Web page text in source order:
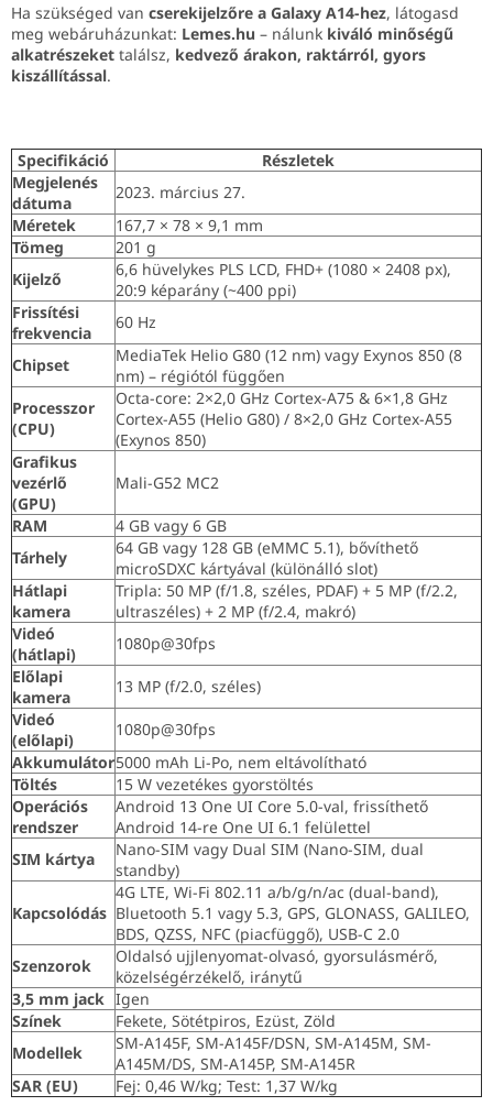
Ha szükséged van cserekijelzőre a Galaxy A14-hez, látogasd
meg webáruházunkat: Lemes.hu – nálunk kiváló minőségű
alkatrészeket találsz, kedvező árakon, raktárról, gyors
kiszállítással.
Specifikáció
Részletek
Megjelenés
dátuma
2023. március 27.
Méretek
167,7 × 78 × 9,1 mm
Tömeg
201 g
Kijelző
6,6 hüvelykes PLS LCD, FHD+ (1080 × 2408 px),
20:9 képarány (~400 ppi)
Frissítési
frekvencia
60 Hz
Chipset
MediaTek Helio G80 (12 nm) vagy Exynos 850 (8
nm) – régiótól függően
Processzor
(CPU)
Octa-core: 2×2,0 GHz Cortex-A75 & 6×1,8 GHz
Cortex-A55 (Helio G80) / 8×2,0 GHz Cortex-A55
(Exynos 850)
Grafikus
vezérlő
(GPU)
Mali-G52 MC2
RAM
4 GB vagy 6 GB
Tárhely
64 GB vagy 128 GB (eMMC 5.1), bővíthető
microSDXC kártyával (különálló slot)
Hátlapi
kamera
Tripla: 50 MP (f/1.8, széles, PDAF) + 5 MP (f/2.2,
ultraszéles) + 2 MP (f/2.4, makró)
Videó
(hátlapi)
1080p@30fps
Előlapi
kamera
13 MP (f/2.0, széles)
Videó
(előlapi)
1080p@30fps
Akkumulátor5000 mAh Li-Po, nem eltávolítható
Töltés
15 W vezetékes gyorstöltés
Operációs
rendszer
Android 13 One UI Core 5.0-val, frissíthető
Android 14-re One UI 6.1 felülettel
SIM kártya
Nano-SIM vagy Dual SIM (Nano-SIM, dual
standby)
Kapcsolódás
4G LTE, Wi-Fi 802.11 a/b/g/n/ac (dual-band),
Bluetooth 5.1 vagy 5.3, GPS, GLONASS, GALILEO,
BDS, QZSS, NFC (piacfüggő), USB-C 2.0
Szenzorok
Oldalsó ujjlenyomat-olvasó, gyorsulásmérő,
közelségérzékelő, iránytű
3,5 mm jack Igen
Színek
Fekete, Sötétpiros, Ezüst, Zöld
Modellek
SM-A145F, SM-A145F/DSN, SM-A145M, SM-
A145M/DS, SM-A145P, SM-A145R
SAR (EU)
Fej: 0,46 W/kg; Test: 1,37 W/kg